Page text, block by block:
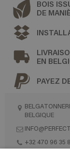
BOIS
DE
EN
PAYEZ
BELGIQUE
+32 470 96 35